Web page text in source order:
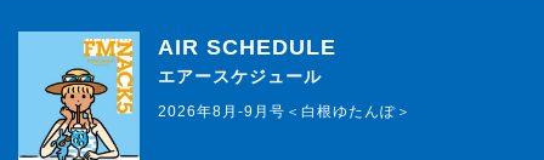
AIR SCHEDULE
エアースケジュール
2026年8月-9月号＜白根ゆたんぽ＞